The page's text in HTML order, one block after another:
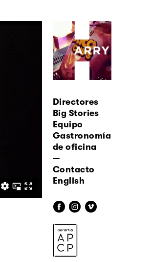
Directores
Big Stories
Equipo
Gastronomía
de oficina
—
Contacto
English
f i v
a